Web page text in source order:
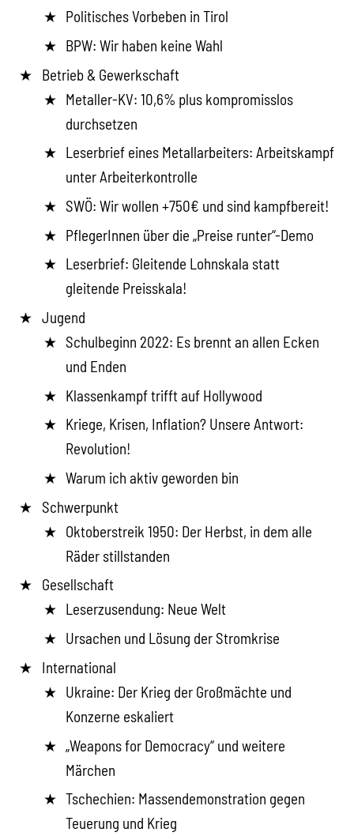
Politisches Vorbeben in Tirol
BPW: Wir haben keine Wahl
Betrieb & Gewerkschaft
Metaller-KV: 10,6% plus kompromisslos
durchsetzen
Leserbrief eines Metallarbeiters: Arbeitskampf
unter Arbeiterkontrolle
SWÖ: Wir wollen +750€ und sind kampfbereit!
PflegerInnen über die „Preise runter“-Demo
Leserbrief: Gleitende Lohnskala statt
gleitende Preisskala!
Jugend
Schulbeginn 2022: Es brennt an allen Ecken
und Enden
Klassenkampf trifft auf Hollywood
Kriege, Krisen, Inflation? Unsere Antwort:
Revolution!
Warum ich aktiv geworden bin
Schwerpunkt
Oktoberstreik 1950: Der Herbst, in dem alle
Räder stillstanden
Gesellschaft
Leserzusendung: Neue Welt
Ursachen und Lösung der Stromkrise
International
Ukraine: Der Krieg der Großmächte und
Konzerne eskaliert
„Weapons for Democracy“ und weitere
Märchen
Tschechien: Massendemonstration gegen
Teuerung und Krieg